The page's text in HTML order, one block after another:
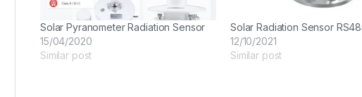
Solar Pyranometer Radiation Sensor
15/04/2020
Similar post
Solar Radiation Sensor
12/10/2021
Similar post